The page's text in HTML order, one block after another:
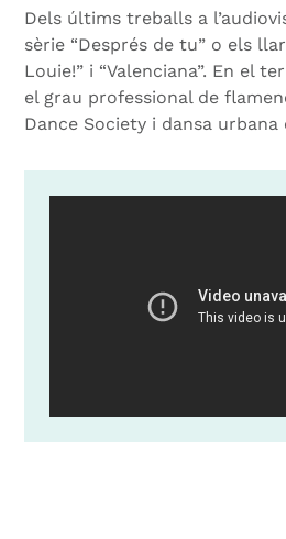
Dels últims treballs a
sèrie “Després de tu” o els
Louie!” i “Valenciana”. En el
el grau professional de
Dance Society i dansa urbana